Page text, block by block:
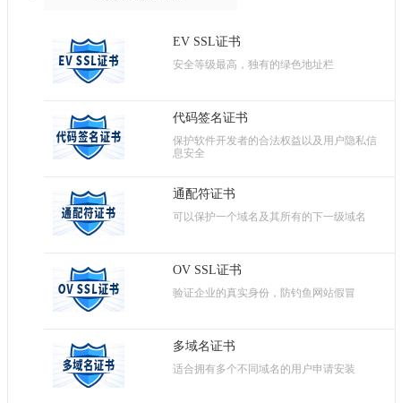
EV SSL证书
安全等级最高，独有的绿色地址栏
代码签名证书
保护软件开发者的合法权益以及用户隐私信
息安全
通配符证书
可以保护一个域名及其所有的下一级域名
OV SSL证书
验证企业的真实身份，防钓鱼网站假冒
多域名证书
适合拥有多个不同域名的用户申请安装